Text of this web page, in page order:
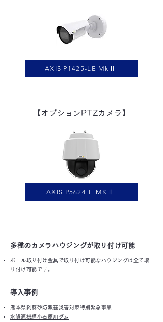
AXIS P1425-LE MkⅡ
【オプションPTZカメラ】
AXIS P5624-E MKⅡ
多種のカメラハウジングが取り付け可能
ポール取り付け金具で取り付け可能なハウジングは全て取
り付け可能です。
導入事例
熊本県阿蘇砂防激甚災害対策特別緊急事業
水資源機構小石原川ダム